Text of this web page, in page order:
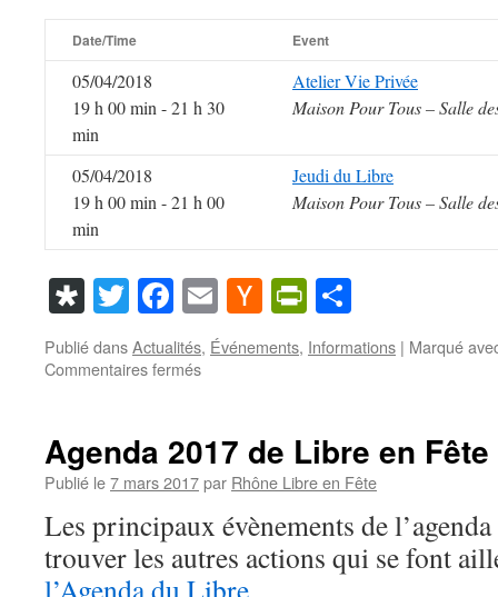
Date/Time Event
05/04/2018
19 h 00 min - 21 h 30
min
Atelier Vie Privée
Maison Pour Tous – Salle
05/04/2018
19 h 00 min - 21 h 00
min
Jeudi du Libre
Maison Pour Tous – Salle
Diaspora
TwitterFacebook
EmailHacker
News
PrintFriendly
Publié dansActualités, Événements, Informations | Marqué
Commentaires ferméssur
Libre
en
Fête
dans
Rhône
Agenda 2017 de Libre en
Publié le7 mars 2017par Rhône Libre en Fête
Les principaux évènements de
trouver les autres actions qui se font
l’Agenda du Libre